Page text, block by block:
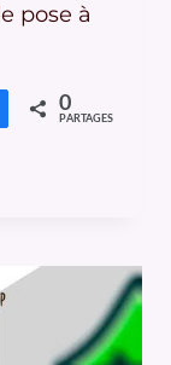
pose à
0
PARTAGES